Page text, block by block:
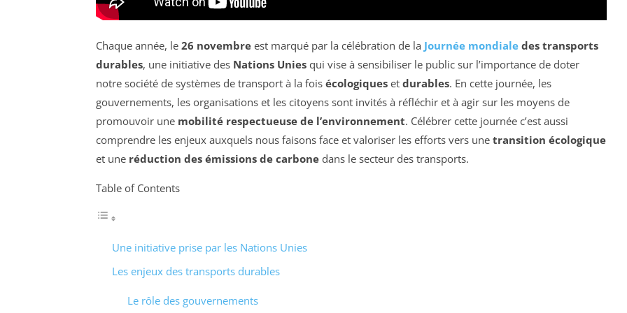
Chaque année, le 26 novembre est marqué par la célébration de la Journée mondiale des transports
durables, une initiative des Nations Unies qui vise à sensibiliser le public sur l’importance de doter
notre société de systèmes de transport à la fois écologiques et durables. En cette journée, les
gouvernements, les organisations et les citoyens sont invités à réfléchir et à agir sur les moyens de
promouvoir une mobilité respectueuse de l’environnement. Célébrer cette journée c’est aussi
comprendre les enjeux auxquels nous faisons face et valoriser les efforts vers une transition écologique
et une réduction des émissions de carbone dans le secteur des transports.
Table of Contents
Une initiative prise par les Nations Unies
Les enjeux des transports durables
Le rôle des gouvernements